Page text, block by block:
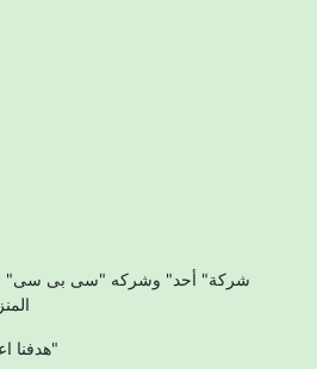
شركة" أحد" وشركه "سى بى سى"
"هدفنا اعلي جوده مقابل احسن سعر"